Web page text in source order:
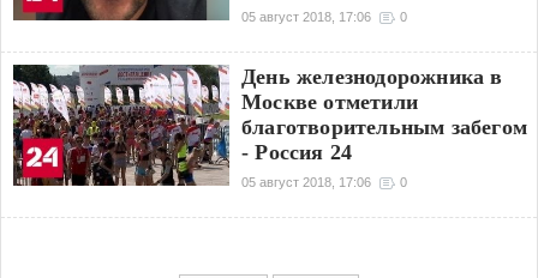
05 август 2018, 17:06 0
День железнодорожника в
Москве отметили
благотворительным забегом
- Россия 24
05 август 2018, 17:06 0